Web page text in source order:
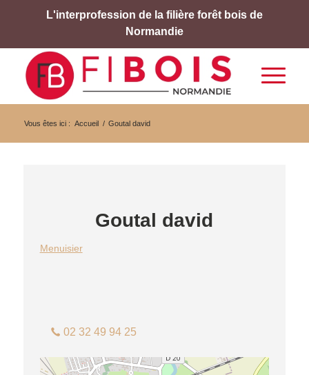
L'interprofession de la filière forêt bois de
Normandie
Vous êtes ici : Accueil / Goutal david
Goutal david
Menuisier
02 32 49 94 25